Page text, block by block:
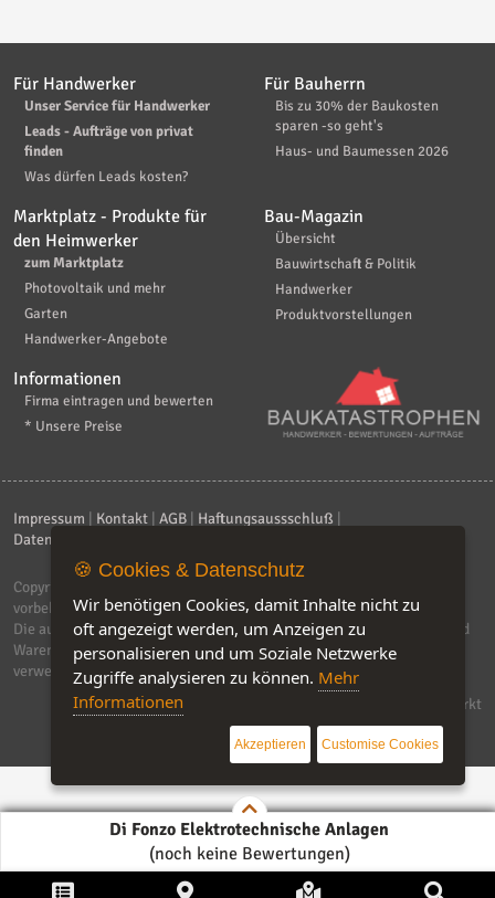
Di Fonzo Elektrotechnische Anlagen
(noch keine Bewertungen)
Für Handwerker
Unser Service für Handwerker
Leads - Aufträge von privat
finden
Was dürfen Leads kosten?
Für Bauherrn
Bis zu 30% der Baukosten
sparen -so geht's
Haus- und Baumessen 2026
Marktplatz - Produkte für
den Heimwerker
zum Marktplatz
Photovoltaik und mehr
Garten
Handwerker-Angebote
Bau-Magazin
Übersicht
Bauwirtschaft & Politik
Handwerker
Produktvorstellungen
Informationen
Firma eintragen und bewerten
* Unsere Preise
Impressum Kontakt AGB Haftungsaussschluß
Datenschutzerklärung
Copyright © 2026
vorbehalten.
Die auf dieser Seite verwendeten Produktbezeichnungen, Namen und
Warenzeichen sind Eigentum der jeweiligen Firmen. Unser Portal
verwendet Affiliat-Links, für dir wir Geld erhalten.
Software by IQ-Markt
🍪 Cookies & Datenschutz
Wir benötigen Cookies, damit Inhalte nicht zu
oft angezeigt werden, um Anzeigen zu
personalisieren und um Soziale Netzwerke
Zugriffe analysieren zu können. Mehr
Informationen
Akzeptieren Customise Cookies